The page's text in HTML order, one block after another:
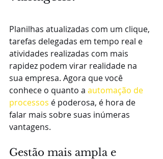
Planilhas atualizadas com um clique,
tarefas delegadas em tempo real e
atividades realizadas com mais
rapidez podem virar realidade na
sua empresa. Agora que você
conhece o quanto a automação de
processos é poderosa, é hora de
falar mais sobre suas inúmeras
vantagens.
Gestão mais ampla e